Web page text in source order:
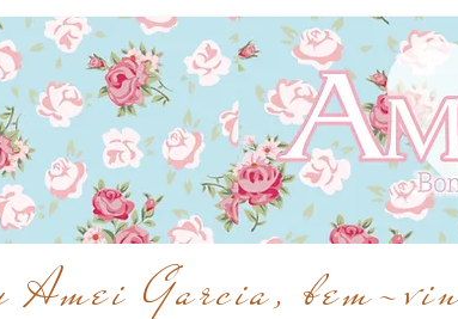
Amei Garcia, bem-
Bonecas